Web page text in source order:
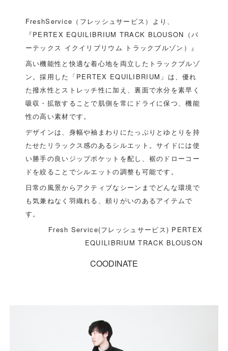
FreshService（フレッシュサービス）より、
『PERTEX EQUILIBRIUM TRACK BLOUSON（パ
ーテックス イクイリブリウム トラックブルゾン）』
高い機能性と快適な着心地を両立したトラックブルゾ
ン。採用した「PERTEX EQUILIBRIUM」は、優れ
た撥水性とストレッチ性に加え、裏面で水分を素早く
吸収・拡散することで肌側を常にドライに保つ、機能
性の高い素材です。
デザインは、身幅や袖まわりにたっぷりとゆとりを持
たせたリラックス感のあるシルエット。サイドには使
い勝手の良いジップポケットを配し、裾のドローコー
ドを絞ることでシルエットの調整も可能です。
日常の風景からアクティブなシーンまでどんな環境で
も気兼ねなく羽織れる、頼りがいのあるアイテムで
す。
Fresh Service(フレッシュサービス) PERTEX
EQUILIBRIUM TRACK BLOUSON
COODINATE